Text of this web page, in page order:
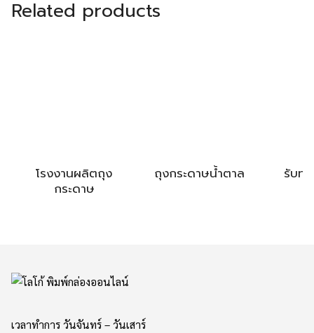
Related products
โรงงานผลิตถุง
กระดาษ
ถุงกระดาษน้ำตาล รับท
เวลาทำการ วันจันทร์ – วันเสาร์